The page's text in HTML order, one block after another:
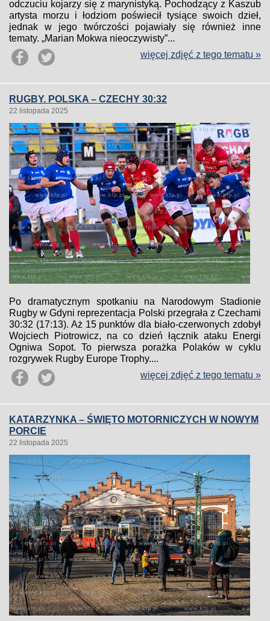
odczuciu kojarzy się z marynistyką. Pochodzący z Kaszub
artysta morzu i łodziom poświecił tysiące swoich dzieł,
jednak w jego twórczości pojawiały się również inne
tematy. „Marian Mokwa nieoczywisty”...
więcej zdjęć z tego tematu »
RUGBY. POLSKA – CZECHY 30:32
22 listopada 2025
Po dramatycznym spotkaniu na Narodowym Stadionie
Rugby w Gdyni reprezentacja Polski przegrała z Czechami
30:32 (17:13). Aż 15 punktów dla biało-czerwonych zdobył
Wojciech Piotrowicz, na co dzień łącznik ataku Energi
Ogniwa Sopot. To pierwsza porażka Polaków w cyklu
rozgrywek Rugby Europe Trophy....
więcej zdjęć z tego tematu »
KATARZYNKA – ŚWIĘTO MOTORNICZYCH W NOWYM
PORCIE
22 listopada 2025